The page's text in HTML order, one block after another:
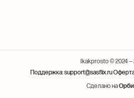
Ikakprosto © 2024 —
Поддержка: support@sasflix.ru
Сделано на